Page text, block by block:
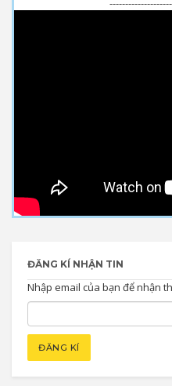
ĐĂNG KÍ NHẬN TIN
Nhập email của bạn để nhận